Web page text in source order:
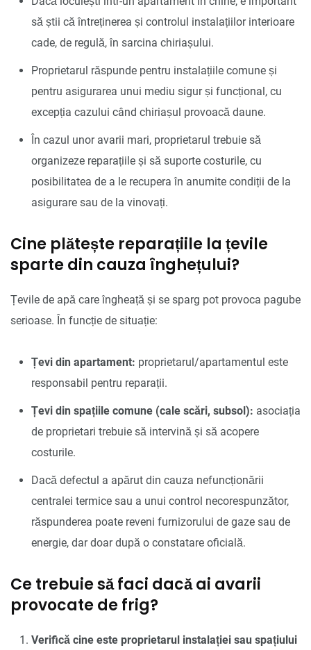
să știi că întreținerea și controlul instalațiilor interioare
cade, de regulă, în sarcina chiriașului.
Proprietarul răspunde pentru instalațiile comune și
pentru asigurarea unui mediu sigur și funcțional, cu
excepția cazului când chiriașul provoacă daune.
În cazul unor avarii mari, proprietarul trebuie să
organizeze reparațiile și să suporte costurile, cu
posibilitatea de a le recupera în anumite condiții de la
asigurare sau de la vinovați.
Cine plătește reparațiile la țevile
sparte din cauza înghețului?
Țevile de apă care îngheață și se sparg pot provoca pagube
serioase. În funcție de situație:
Țevi din apartament: proprietarul/apartamentul este
responsabil pentru reparații.
Țevi din spațiile comune (cale scări, subsol): asociația
de proprietari trebuie să intervină și să acopere
costurile.
Dacă defectul a apărut din cauza nefuncționării
centralei termice sau a unui control necorespunzător,
răspunderea poate reveni furnizorului de gaze sau de
energie, dar doar după o constatare oficială.
Ce trebuie să faci dacă ai avarii
provocate de frig?
Verifică cine este proprietarul instalației sau spațiului